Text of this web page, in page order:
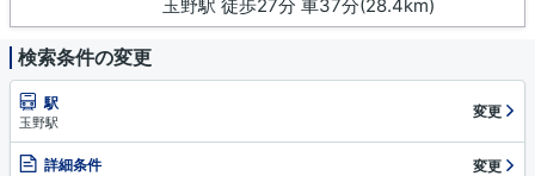
玉野駅 徒歩27分 車37分(28.4km)
検索条件の変更
駅
玉野駅
変更
詳細条件 変更